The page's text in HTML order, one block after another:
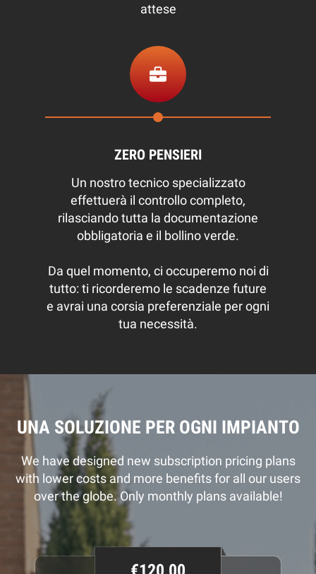
attese
ZERO PENSIERI
Un nostro tecnico specializzato
effettuerà il controllo completo,
rilasciando tutta la documentazione
obbligatoria e il bollino verde.
Da quel momento, ci occuperemo noi di
tutto: ti ricorderemo le scadenze future
e avrai una corsia preferenziale per ogni
tua necessità.
UNA SOLUZIONE PER OGNI IMPIANTO
We have designed new subscription pricing plans
with lower costs and more benefits for all our users
over the globe. Only monthly plans available!